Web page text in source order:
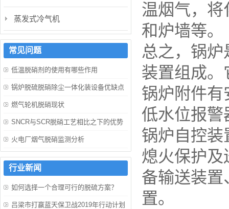
温烟气，
和炉墙等。
总之，锅
装置组成
锅炉附件
低水位报警
锅炉自控
熄火保护
备输送装
置。
蒸发式冷气机
常见问题
低温脱硝剂的使用有哪些作用
锅炉脱硫脱硝除尘一体化装设备优缺点
燃气轮机脱硝现状
SNCR与SCR脱硝工艺相比之下的优势
火电厂烟气脱硝监测分析
行业新闻
如何选择一个合理可行的脱硫方案？
吕梁市打赢蓝天保卫战2019年行动计划